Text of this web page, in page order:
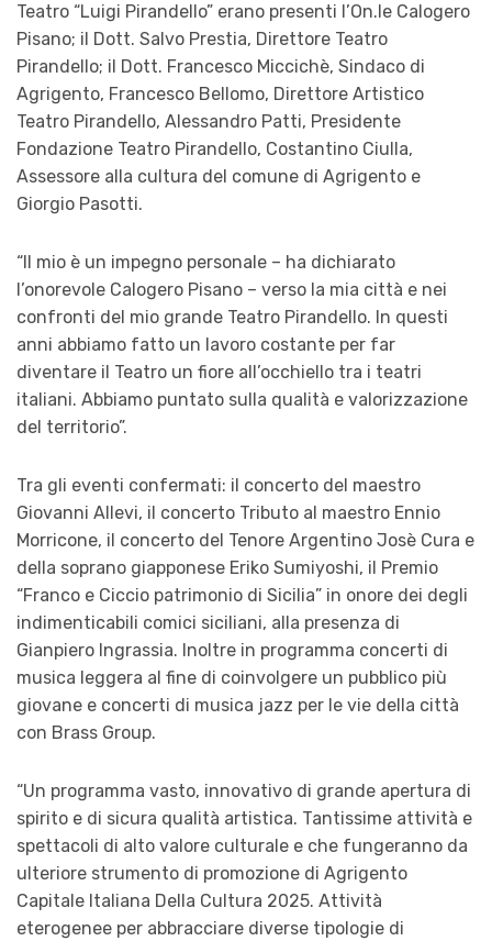
Teatro “Luigi Pirandello” erano presenti l’On.le Calogero
Pisano; il Dott. Salvo Prestia, Direttore Teatro
Pirandello; il Dott. Francesco Miccichè, Sindaco di
Agrigento, Francesco Bellomo, Direttore Artistico
Teatro Pirandello, Alessandro Patti, Presidente
Fondazione Teatro Pirandello, Costantino Ciulla,
Assessore alla cultura del comune di Agrigento e
Giorgio Pasotti.
“ Il mio è un impegno personale – ha dichiarato
l’onorevole Calogero Pisano – verso la mia città e nei
confronti del mio grande Teatro Pirandello. In questi
anni abbiamo fatto un lavoro costante per far
diventare il Teatro un fiore all’occhiello tra i teatri
italiani. Abbiamo puntato sulla qualità e valorizzazione
del territorio”.
Tra gli eventi confermati: il concerto del maestro
Giovanni Allevi, il concerto Tributo al maestro Ennio
Morricone, il concerto del Tenore Argentino Josè Cura e
della soprano giapponese Eriko Sumiyoshi, il Premio
“Franco e Ciccio patrimonio di Sicilia” in onore dei degli
indimenticabili comici siciliani, alla presenza di
Gianpiero Ingrassia. Inoltre in programma concerti di
musica leggera al fine di coinvolgere un pubblico più
giovane e concerti di musica jazz per le vie della città
con Brass Group.
“Un programma vasto, innovativo di grande apertura di
spirito e di sicura qualità artistica. Tantissime attività e
spettacoli di alto valore culturale e che fungeranno da
ulteriore strumento di promozione di Agrigento
Capitale Italiana Della Cultura 2025. Attività
eterogenee per abbracciare diverse tipologie di